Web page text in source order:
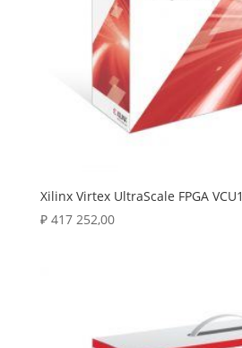
Xilinx Virtex UltraScale FPGA
₽417 252,00